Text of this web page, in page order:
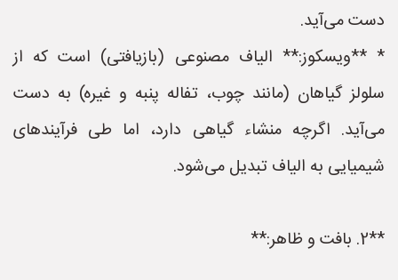
دست می‌آید.
* **ویسکوز:** الیاف مصنوعی (بازیافتی) است که از
سلولز گیاهان (مانند چوب، تفاله پنبه و غیره) به دست
می‌آید. اگرچه منشاء گیاهی دارد، اما طی فرآیندهای
شیمیایی به الیاف تبدیل می‌شود.
**2. بافت و ظاهر:**